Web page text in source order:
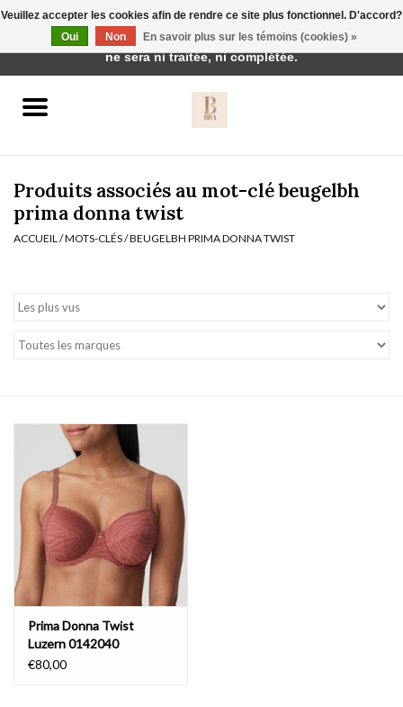
vêtements de nuit
Homewear
Lingerie-accessoires
Cartes-cadeaux
Produits associés au mot-clé beugelbh
prima donna twist
ACCUEIL /MOTS-CLÉS/BEUGELBH PRIMA DONNA TWIST
Prima Donna Twist
Luzern 0142040
€80,00
Veuillez accepter les cookies afin de rendre ce site plus fonctionnel. D'accord?
Oui
Non En savoir plus sur les témoins (cookies) »
Cette boutique est en construction. Toute commande passée
ne sera ni traitée, ni complétée.